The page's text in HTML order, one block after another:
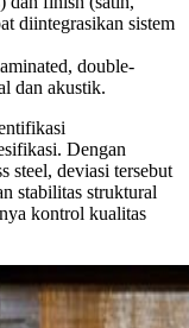
diintegrasikan sistem
double-
dan akustik.
Dengan
steel, deviasi tersebut
stabilitas struktural
kontrol kualitas